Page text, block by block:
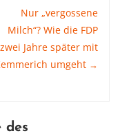
Nur „vergossene
Milch“? Wie die FDP
zwei Jahre später mit
umgeht →
des